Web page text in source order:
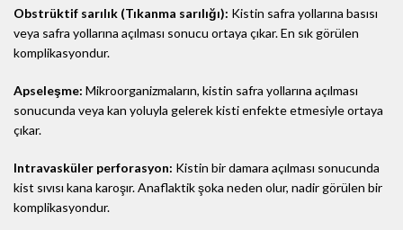
Obstrüktif sarılık (Tıkanma sarılığı): Kistin safra yollarına basısı
veya safra yollarına açılması sonucu ortaya çıkar. En sık görülen
komplikasyondur.
Apseleşme: Mikroorganizmaların, kistin safra yollarına açılması
sonucunda veya kan yoluyla gelerek kisti enfekte etmesiyle ortaya
çıkar.
Intravasküler perforasyon: Kistin bir damara açılması sonucunda
kist sıvısı kana karoşır. Anaflaktik şoka neden olur, nadir görülen bir
komplikasyondur.